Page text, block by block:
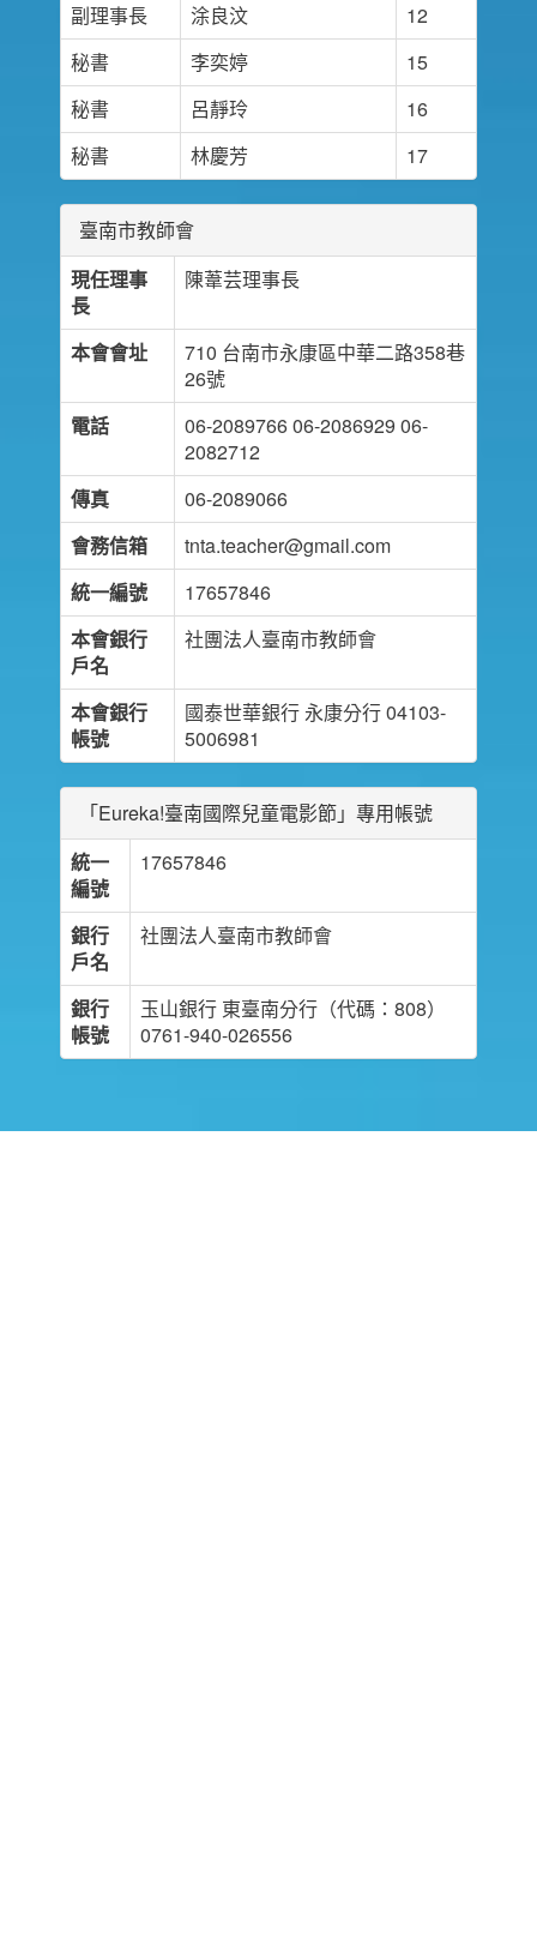
副理事長
涂良汶
12
秘書
李奕婷
15
秘書
呂靜玲
16
秘書
林慶芳 17
臺南市教師會
現任理事
長
陳葦芸理事長
本會會址
710 台南市永康區中華二路358巷
26號
電話
06-2089766 06-2086929 06-
2082712
傳真
06-2089066
會務信箱
tnta.teacher@gmail.com
統一編號
17657846
本會銀行
戶名
社團法人臺南市教師會
本會銀行
帳號
國泰世華銀行 永康分行 04103-
5006981
「Eureka!臺南國際兒童電影節」專用帳號
統一
編號
17657846
銀行
戶名
社團法人臺南市教師會
銀行
帳號
玉山銀行 東臺南分行（代碼：808）
0761-940-026556